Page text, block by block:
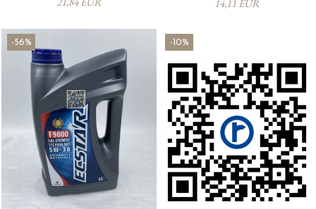
14,11 EUR
-56% -10%